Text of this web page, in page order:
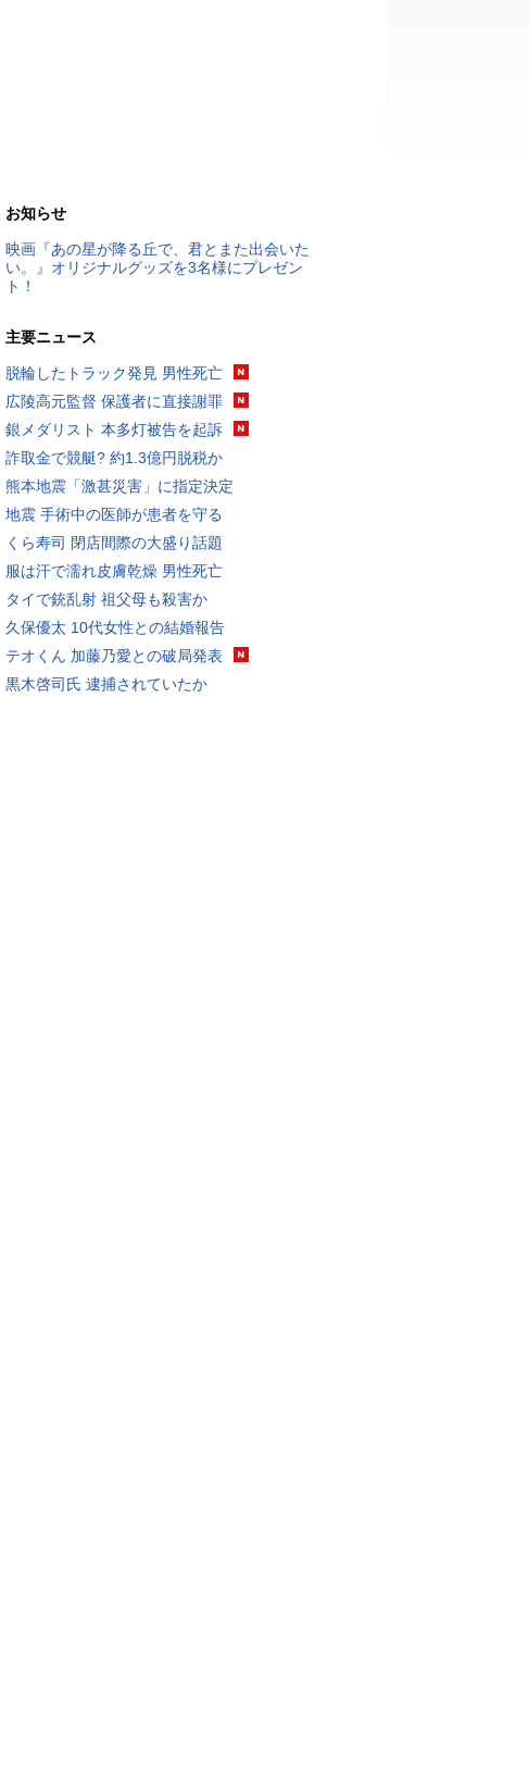
お知らせ
映画『あの星が降る丘で、君とまた出会いた
い。』オリジナルグッズを3名様にプレゼン
ト！
主要ニュース
脱輪したトラック発見 男性死亡
広陵高元監督 保護者に直接謝罪
銀メダリスト 本多灯被告を起訴
詐取金で競艇? 約1.3億円脱税か
熊本地震「激甚災害」に指定決定
地震 手術中の医師が患者を守る
くら寿司 閉店間際の大盛り話題
服は汗で濡れ皮膚乾燥 男性死亡
タイで銃乱射 祖父母も殺害か
久保優太 10代女性との結婚報告
テオくん 加藤乃愛との破局発表
黒木啓司氏 逮捕されていたか